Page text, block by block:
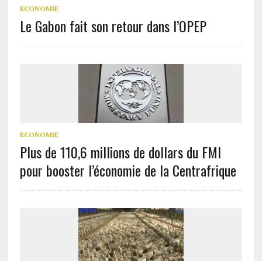
ECONOMIE
Le Gabon fait son retour dans l’OPEP
ECONOMIE
Plus de 110,6 millions de dollars du FMI
pour booster l’économie de la Centrafrique